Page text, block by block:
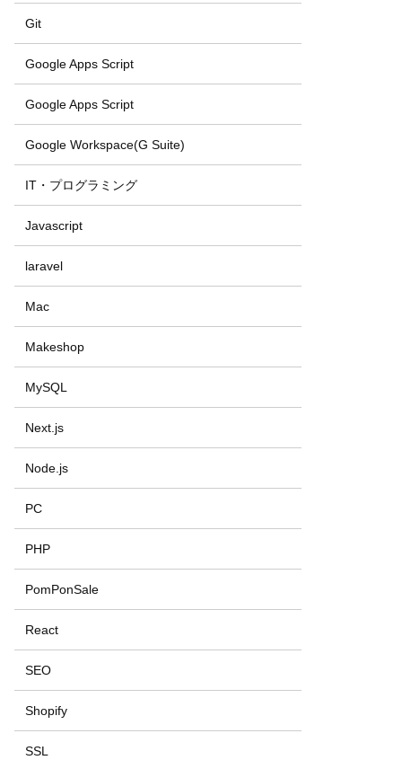
Git
Google Apps Script
Google Apps Script
Google Workspace(G Suite)
IT・プログラミング
Javascript
laravel
Mac
Makeshop
MySQL
Next.js
Node.js
PC
PHP
PomPonSale
React
SEO
Shopify
SSL